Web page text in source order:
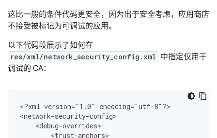
这比一般的条件代码更安全，因为出于安全考虑，应用商店
不接受被标记为可调试的应用。
以下代码段展示了如何在
res/xml/network_security_config.xml 中指定仅用于
调试的 CA：
<?xml version="1.0"
encoding="utf-8"?>